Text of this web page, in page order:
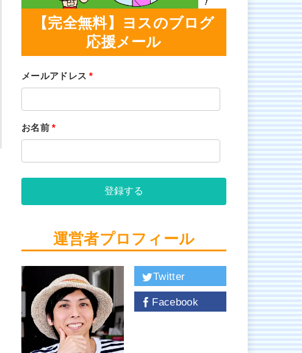
【完全無料】ヨスのブログ
応援メール
メールアドレス*
お名前*
登録する
運営者プロフィール
Twitter
Facebook